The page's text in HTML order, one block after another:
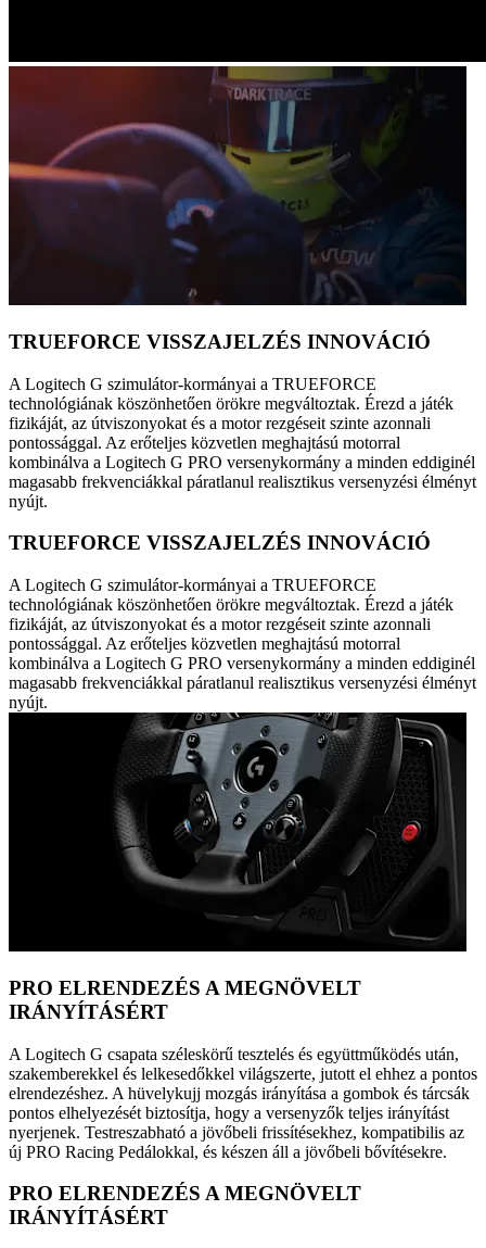
TRUEFORCE VISSZAJELZÉS INNOVÁCIÓ
A Logitech G szimulátor-kormányai a TRUEFORCE
technológiának köszönhetően örökre megváltoztak. Érezd a játék
fizikáját, az útviszonyokat és a motor rezgéseit szinte azonnali
pontossággal. Az erőteljes közvetlen meghajtású motorral
kombinálva a Logitech G PRO versenykormány a minden eddiginél
magasabb frekvenciákkal páratlanul realisztikus versenyzési élményt
nyújt.
TRUEFORCE VISSZAJELZÉS INNOVÁCIÓ
A Logitech G szimulátor-kormányai a TRUEFORCE
technológiának köszönhetően örökre megváltoztak. Érezd a játék
fizikáját, az útviszonyokat és a motor rezgéseit szinte azonnali
pontossággal. Az erőteljes közvetlen meghajtású motorral
kombinálva a Logitech G PRO versenykormány a minden eddiginél
magasabb frekvenciákkal páratlanul realisztikus versenyzési élményt
nyújt.
PRO ELRENDEZÉS A MEGNÖVELT
IRÁNYÍTÁSÉRT
A Logitech G csapata széleskörű tesztelés és együttműködés után,
szakemberekkel és lelkesedőkkel világszerte, jutott el ehhez a pontos
elrendezéshez. A hüvelykujj mozgás irányítása a gombok és tárcsák
pontos elhelyezését biztosítja, hogy a versenyzők teljes irányítást
nyerjenek. Testreszabható a jövőbeli frissítésekhez, kompatibilis az
új PRO Racing Pedálokkal, és készen áll a jövőbeli bővítésekre.
PRO ELRENDEZÉS A MEGNÖVELT
IRÁNYÍTÁSÉRT